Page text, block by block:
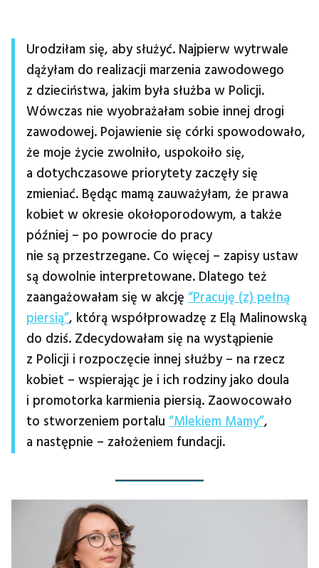
Urodziłam się, aby służyć. Najpierw wytrwale
dążyłam do realizacji marzenia zawodowego
z dzieciństwa, jakim była służba w Policji.
Wówczas nie wyobrażałam sobie innej drogi
zawodowej. Pojawienie się córki spowodowało,
że moje życie zwolniło, uspokoiło się,
a dotychczasowe priorytety zaczęły się
zmieniać. Będąc mamą zauważyłam, że prawa
kobiet w okresie okołoporodowym, a także
później – po powrocie do pracy
nie są przestrzegane. Co więcej – zapisy ustaw
są dowolnie interpretowane. Dlatego też
zaangażowałam się w akcję “Pracuję (z) pełną
piersią”, którą współprowadzę z Elą Malinowską
do dziś. Zdecydowałam się na wystąpienie
z Policji i rozpoczęcie innej służby – na rzecz
kobiet – wspierając je i ich rodziny jako doula
i promotorka karmienia piersią. Zaowocowało
to stworzeniem portalu “Mlekiem Mamy”,
a następnie – założeniem fundacji.